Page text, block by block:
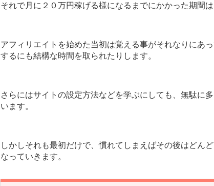
それで月に２０万円稼げる様になるまでにかかった期間は
アフィリエイトを始めた当初は覚える事がそれなりにあ
するにも結構な時間を取られたりします。
さらにはサイトの設定方法などを学ぶにしても、無駄に
います。
しかしそれも最初だけで、慣れてしまえばその後はどん
なっていきます。